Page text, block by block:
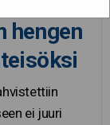
hengen
ei juuri